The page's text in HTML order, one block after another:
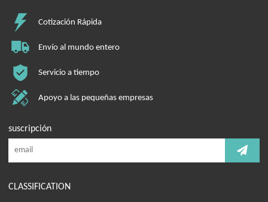
Cotización Rápida
Envío al mundo entero
Servicio a tiempo
Apoyo a las pequeñas empresas
suscripción
CLASSIFICATION